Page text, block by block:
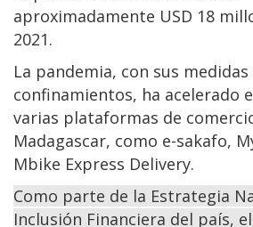
aproximadamente USD 18
2021.
La pandemia, con sus
confinamientos, ha acelerado
varias plataformas de
Madagascar, como e-sakafo,
Mbike Express Delivery.
Como parte de la Estrategia
Inclusión Financiera del país,